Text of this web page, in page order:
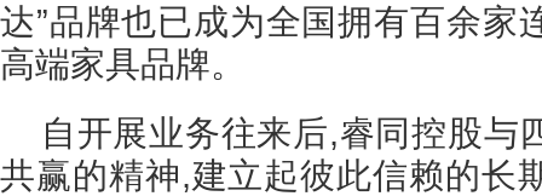
达”品牌也已成为全国拥有百余家
高端家具品牌。
自开展业务往来后,睿同控股与
共赢的精神,建立起彼此信赖的长